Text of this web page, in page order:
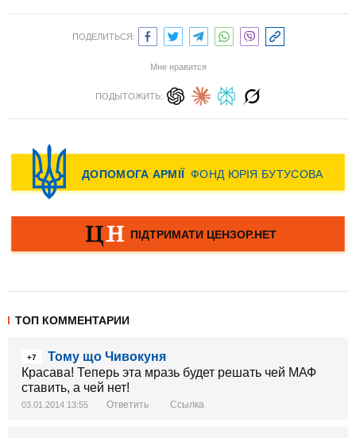
ПОДЕЛИТЬСЯ:
Мне нравится
ПОДЫТОЖИТЬ:
ТОП КОММЕНТАРИИ
+7
Тому що Чивокуня
Красава! Теперь эта мразь будет решать чей МАФ
ставить, а чей нет!
03.01.2014 13:55 Ответить Ссылка